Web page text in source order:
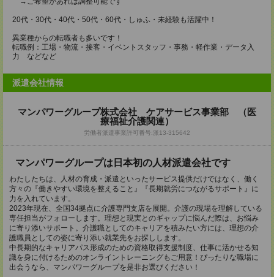
20代・30代・40代・50代・60代・しゅふ・未経験も活躍中！
異業種からの転職者も多いです！
転職例：工場・物流・接客・イベントスタッフ・事務・軽作業・データ入
力 などなど
派遣会社情報
マンパワーグループ株式会社 ケアサービス事業部 （医
療福祉介護関連）
労働者派遣事業許可番号:派13-315642
マンパワーグループは日本初の人材派遣会社です
わたしたちは、人材の育成・派遣といったサービス提供だけではなく、働く
方々の『働きやすい環境を整えること』『長期就労につながるサポート』に
力を入れています。
2023年現在、全国34拠点に介護専門支店を展開。介護の現場を理解している
専任担当がフォローします。理想と現実とのギャップに悩んだ際は、お悩み
に寄り添いサポート。介護職としてのキャリアを積みたい方には、理想の介
護職員としての姿に寄り添い就業先をお探しします。
中長期的なキャリアパス形成のための資格取得支援制度、仕事に活かせる知
識を身に付けるためのオンライントレーニングもご用意！ぴったりな職場に
出会うなら、マンパワーグループを是非お選びください！